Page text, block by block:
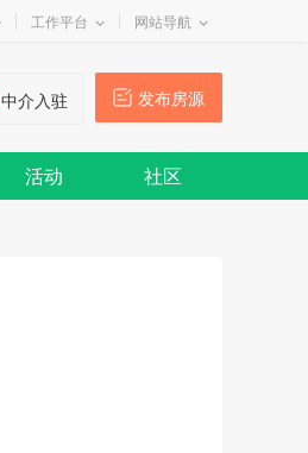
工作平台 网站导航
发布房源
中介入驻
活动 社区